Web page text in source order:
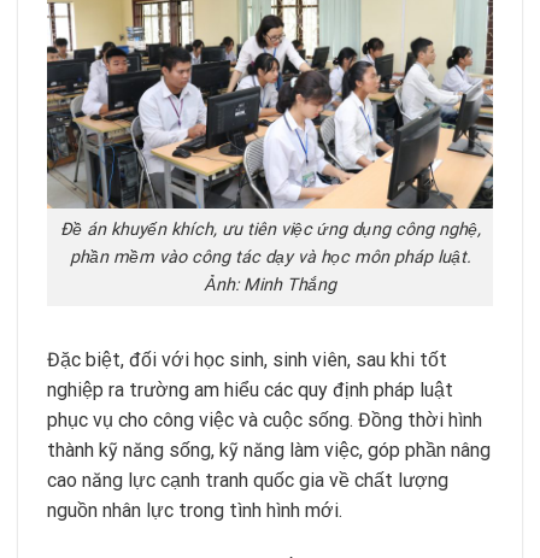
Đề án khuyến khích, ưu tiên việc ứng dụng công nghệ,
phần mềm vào công tác dạy và học môn pháp luật.
Ảnh: Minh Thắng
Đặc biệt, đối với học sinh, sinh viên, sau khi tốt
nghiệp ra trường am hiểu các quy định pháp luật
phục vụ cho công việc và cuộc sống. Đồng thời hình
thành kỹ năng sống, kỹ năng làm việc, góp phần nâng
cao năng lực cạnh tranh quốc gia về chất lượng
nguồn nhân lực trong tình hình mới.